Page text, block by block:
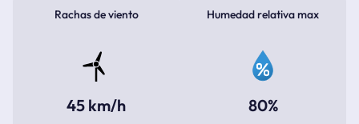
Rachas de viento
45 km/h
Humedad relativa max
80%